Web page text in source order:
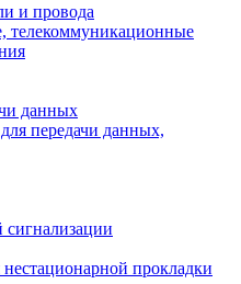
и провода
телекоммуникационные
данных
передачи данных,
прокладки